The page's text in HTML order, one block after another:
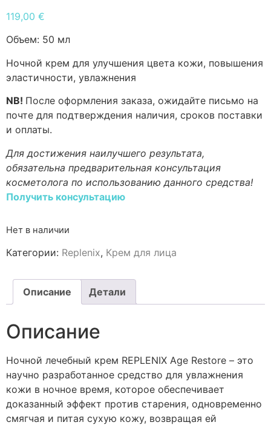
119,00 €
Объем: 50 мл
Ночной крем для улучшения цвета кожи, повышения
эластичности, увлажнения
NB! После оформления заказа, ожидайте письмо на
почте для подтверждения наличия, сроков поставки
и оплаты.
Для достижения наилучшего результата,
обязательна предварительная консультация
косметолога по использованию данного средства!
Получить консультацию
Нет в наличии
Категории: Replenix, Крем для лица
Описание Детали
Описание
Ночной лечебный крем REPLENIX Age Restore – это
научно разработанное средство для увлажнения
кожи в ночное время, которое обеспечивает
доказанный эффект против старения, одновременно
смягчая и питая сухую кожу, возвращая ей